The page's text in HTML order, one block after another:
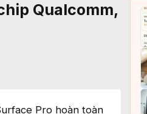
Qualcomm,
Pro hoàn toàn